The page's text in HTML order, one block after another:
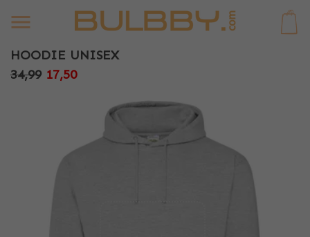
HOODIE UNISEX
34,99 17,50